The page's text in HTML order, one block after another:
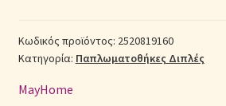
Σύνδεση
(Π:
200cm
Μ:
Κωδικός προϊόντος: 2520819160
Κατηγορία: Παπλωματοθήκες Διπλές
MayHome